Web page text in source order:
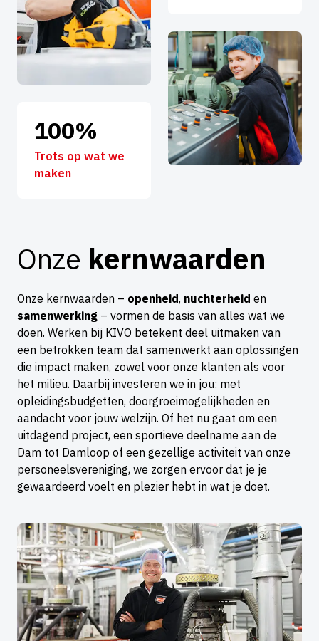
100%
Trots op wat we
maken
Onze kernwaarden
Onze kernwaarden – openheid, nuchterheid en
samenwerking – vormen de basis van alles wat we
doen. Werken bij KIVO betekent deel uitmaken van
een betrokken team dat samenwerkt aan oplossingen
die impact maken, zowel voor onze klanten als voor
het milieu. Daarbij investeren we in jou: met
opleidingsbudgetten, doorgroeimogelijkheden en
aandacht voor jouw welzijn. Of het nu gaat om een
uitdagend project, een sportieve deelname aan de
Dam tot Damloop of een gezellige activiteit van onze
personeelsvereniging, we zorgen ervoor dat je je
gewaardeerd voelt en plezier hebt in wat je doet.